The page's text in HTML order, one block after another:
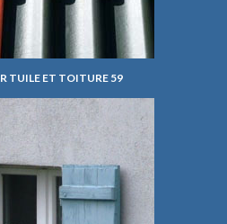
TUILE ET TOITURE 59